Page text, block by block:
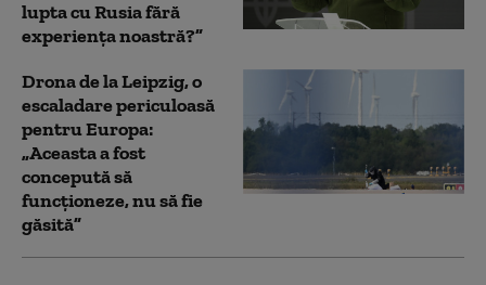
lupta cu Rusia fără
experiența noastră?”
Drona de la Leipzig, o
escaladare periculoasă
pentru Europa:
„Aceasta a fost
concepută să
funcționeze, nu să fie
găsită”